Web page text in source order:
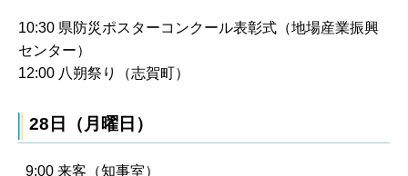
10:30 県防災ポスターコンクール表彰式（地場産業振興
センター）
12:00 八朔祭り（志賀町）
28日（月曜日）
9:00 来客（知事室）